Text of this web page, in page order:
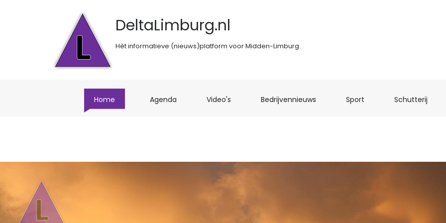
DeltaLimburg.nl
Hèt informatieve (nieuws)platform voor Midden-Limburg.
Home Agenda (current)Video's (current)Bedrijvennieuws (current)Sport (current)Schutterij